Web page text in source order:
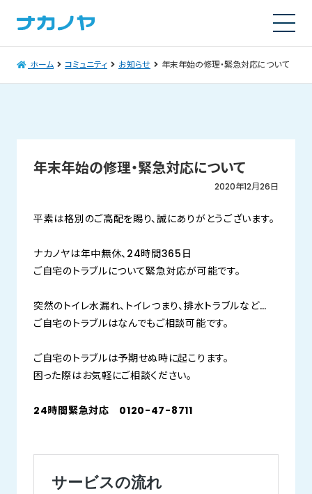
ホーム コミュニティ お知らせ 年末年始の修理・緊急対応について
年末年始の修理・緊急対応について
2020年12月26日
平素は格別のご高配を賜り、誠にありがとうございます。
ナカノヤは年中無休、24時間365日
ご自宅のトラブルについて緊急対応が可能です。
突然のトイレ水漏れ、トイレつまり、排水トラブルなど…
ご自宅のトラブルはなんでもご相談可能です。
ご自宅のトラブルは予期せぬ時に起こります。
困った際はお気軽にご相談ください。
24時間緊急対応 0120-47-8711